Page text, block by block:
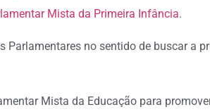
Mista da Primeira Infância.
Parlamentares no sentido de buscar a
Mista da Educação para